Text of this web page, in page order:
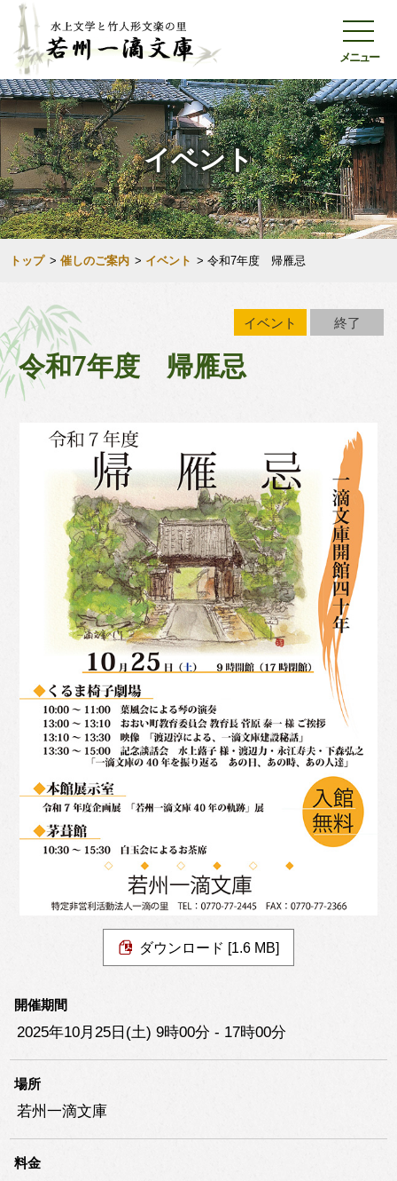
メニュー
イベント
トップ >催しのご案内 > イベント >令和7年度 帰雁忌
イベント 終了
令和7年度 帰雁忌
ダウンロード [1.6 MB]
開催期間
2025年10月25日(土) 9時00分 - 17時00分
場所
若州一滴文庫
料金